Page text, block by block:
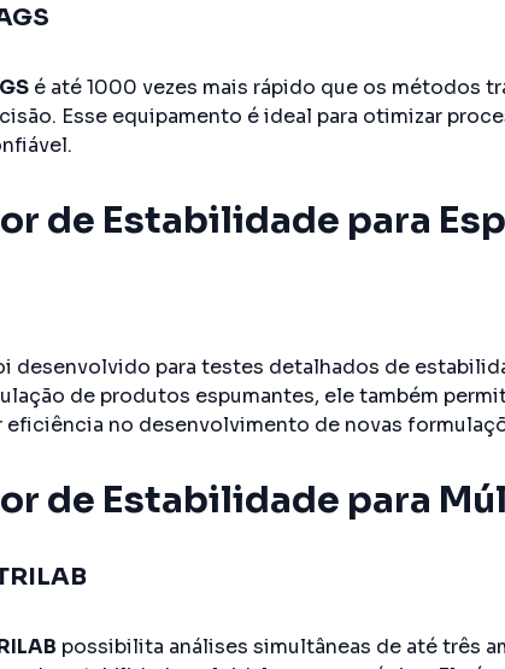
é até 1000 vezes mais rápido que os métodos
Esse equipamento é ideal para otimizar
de Estabilidade para
desenvolvido para testes detalhados de
de produtos espumantes, ele também
eficiência no desenvolvimento de novas
de Estabilidade para
possibilita análises simultâneas de até três